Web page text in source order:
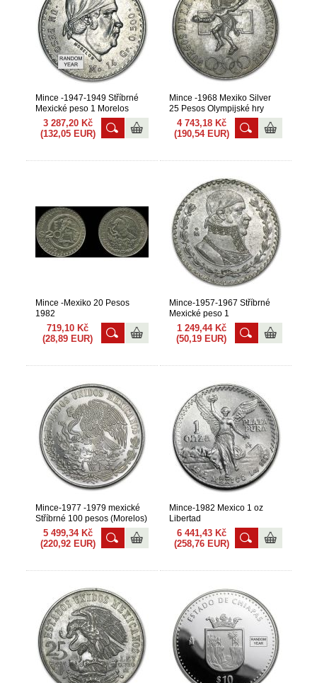
Mince -1947-1949 Stříbrné
Mexické peso 1 Morelos
3 287,20 Kč
(132,05 EUR)
Mince -1968 Mexiko Silver
25 Pesos Olympijské hry
4 743,18 Kč
(190,54 EUR)
Mince -Mexiko 20 Pesos
1982
719,10 Kč
(28,89 EUR)
Mince-1957-1967 Stříbrné
Mexické peso 1
1 249,44 Kč
(50,19 EUR)
Mince-1977 -1979 mexické
Stříbrné 100 pesos (Morelos)
5 499,34 Kč
(220,92 EUR)
Mince-1982 Mexico 1 oz
Libertad
6 441,43 Kč
(258,76 EUR)